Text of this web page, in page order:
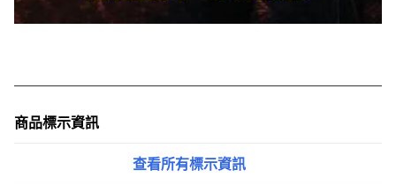
商品標示資訊
查看所有標示資訊